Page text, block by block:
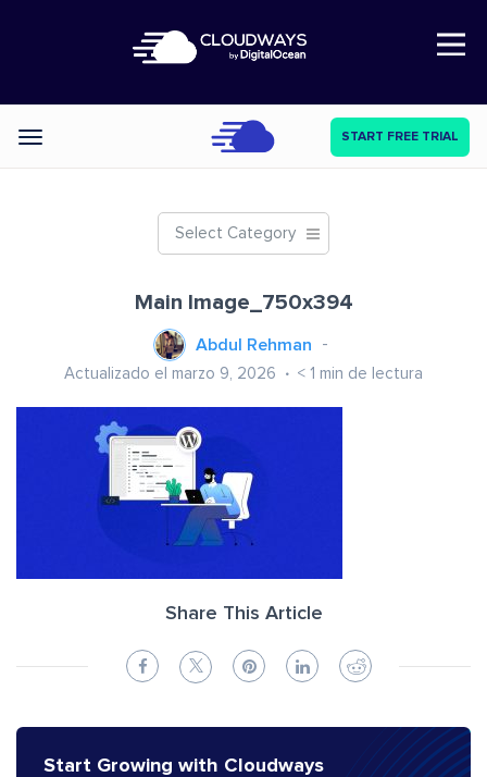
Open Nav
Categories START FREE TRIAL
Select Category
Main Image_750x394
Abdul Rehman
Actualizado el marzo 9, 2026 < 1 min de lectura
Share This Article
Start Growing with Cloudways